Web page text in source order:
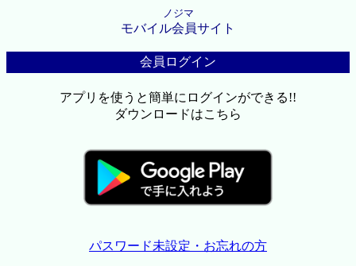
ノジマ
モバイル会員サイト
会員ログイン
アプリを使うと簡単にログインができる!!
ダウンロードはこちら
パスワード未設定・お忘れの方